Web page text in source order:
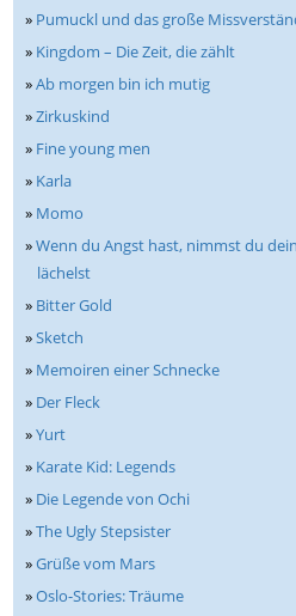
» Pumuckl und das große
» Kingdom – Die Zeit, die zählt
»Ab morgen bin ich mutig
»Zirkuskind
» Fine young men
» Karla
» Momo
»Wenn du Angst hast, nimmst du
lächelst
» Bitter Gold
»Sketch
» Memoiren einer Schnecke
» Der Fleck
»Yurt
» Karate Kid: Legends
» Die Legende von Ochi
»The Ugly Stepsister
»Grüße vom Mars
»Oslo-Stories: Träume